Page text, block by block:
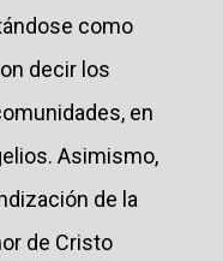
como
decir los
en
Asimismo,
de la
de Cristo